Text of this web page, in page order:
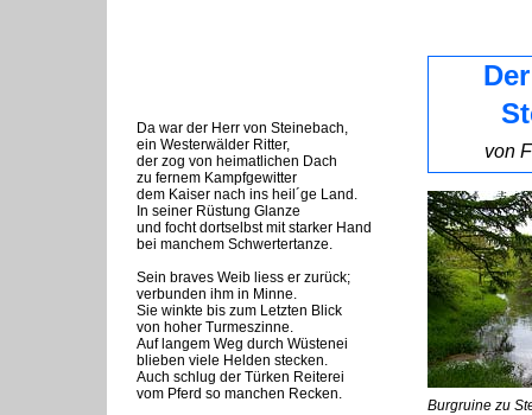
Da war der Herr von Steinebach,
ein Westerwälder Ritter,
der zog von heimatlichen Dach
zu fernem Kampfgewitter
dem Kaiser nach ins heil´ge Land.
In seiner Rüstung Glanze
und focht dortselbst mit starker Hand
bei manchem Schwertertanze.
Sein braves Weib liess er zurück;
verbunden ihm in Minne.
Sie winkte bis zum Letzten Blick
von hoher Turmeszinne.
Auf langem Weg durch Wüstenei
blieben viele Helden stecken.
Auch schlug der Türken Reiterei
vom Pferd so manchen Recken.
von
Burgruine zu